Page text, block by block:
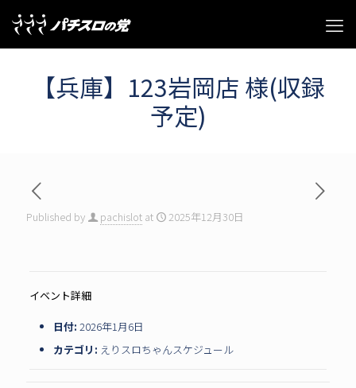
【兵庫】123岩岡店 様(収録
予定)
Published by pachislot at 2025年12月30日
イベント詳細
日付: 2026年1月6日
カテゴリ: えりスロちゃんスケジュール